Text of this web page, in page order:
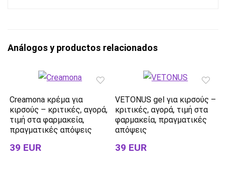
Análogos y productos relacionados
Creamona κρέμα για
κιρσούς – κριτικές, αγορά,
τιμή στα φαρμακεία,
πραγματικές απόψεις
39 EUR
VETONUS gel για κιρσούς –
κριτικές, αγορά, τιμή στα
φαρμακεία, πραγματικές
απόψεις
39 EUR